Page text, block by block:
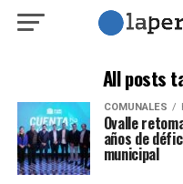
All posts
COMUNALES
Ovalle
años de
municipal